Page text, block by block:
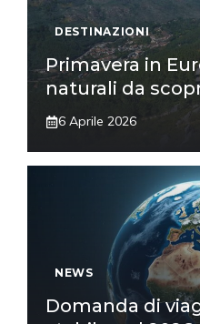
DESTINAZIONI
Primavera in
naturali da
6 Aprile 2026
NEWS
Domanda di